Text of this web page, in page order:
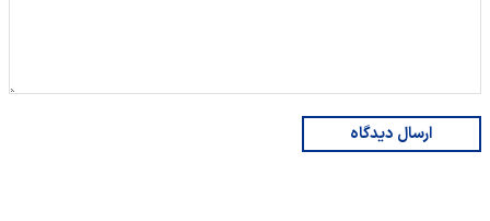
ارسال دیدگاه